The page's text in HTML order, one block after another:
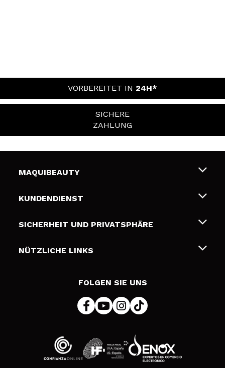
VORBEREITET IN 24H*
SICHERE
ZAHLUNG
MAQUIBEAUTY
Über uns
Geschenkkarten
KUNDENDIENST
Liefer- und Versandkosten
Zahlung
SICHERHEIT UND PRIVATSPHÄRE
Bedingungen und Datenschutz
NÜTZLICHE LINKS
FOLGEN SIE UNS